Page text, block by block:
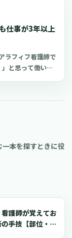
く
仕事が3年以上
ラフィフ看護師で
と思って働いて
本を探すときに役
護師が覚えてお
手技【部位・